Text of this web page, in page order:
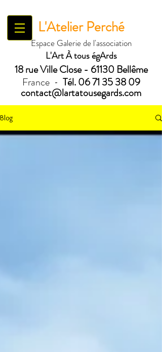
L'Atelier Perché
Espace Galerie de l'association
L'Art À tous égArds
18 rue Ville Close - 61130 Bellême
France- Tél.06 71 35 38 09
contact@lartatousegards.com
Blog